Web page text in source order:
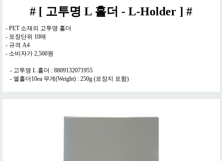
# [ 고투명 L 홀더 - L-Holder ] #
- PET 소재의 고투명 홀더
- 포장단위 10매
- 규격 A4
- 소비자가 2,500원
- 고투명 L 홀더 : 8809132071955
- 엘홀더10ea 무게(Weight) : 250g (포장지 포함)